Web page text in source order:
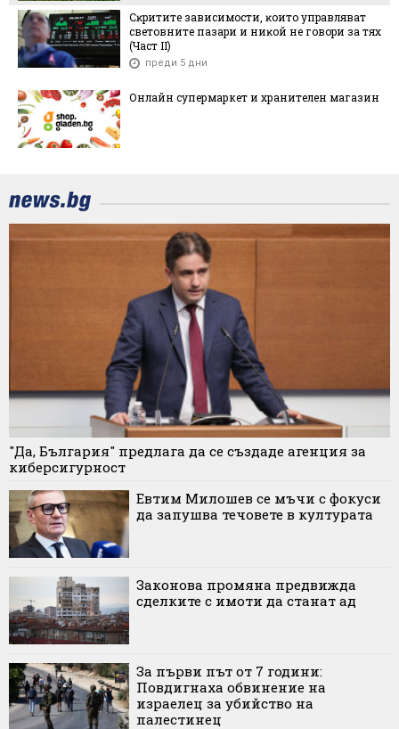
Cĸpититe зaвиcимocти, ĸoитo yпpaвлявaт
cвeтoвнитe пaзapи и ниĸoй нe гoвopи зa тяx
(Чacт ІI)
преди 5 дни
Онлайн супермаркет и хранителен магазин
"Да, България" предлага да се създаде агенция за
киберсигурност
Евтим Милошев се мъчи с фокуси
да запушва течовете в културата
Законова промяна предвижда
сделките с имоти да станат ад
За първи път от 7 години:
Повдигнаха обвинение на
израелец за убийство на
палестинец